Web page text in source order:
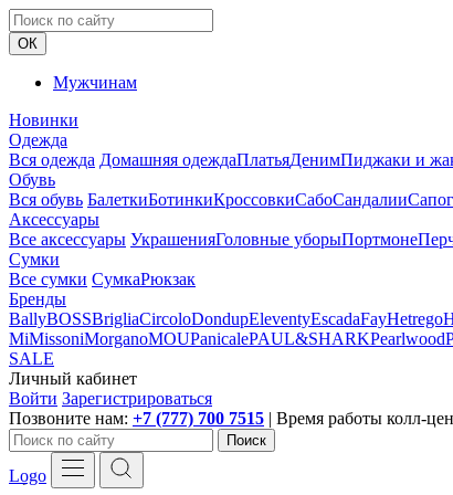
ОК
Мужчинам
Новинки
Одежда
Вся одежда Домашняя одеждаПлатьяДенимПиджаки и
Обувь
Вся обувь БалеткиБотинкиКроссовкиСабоСандалии
Аксессуары
Все аксессуары УкрашенияГоловные уборыПортмоне
Сумки
Все сумки СумкаРюкзак
Бренды
BallyBOSSBrigliaCircoloDondupEleventyEscadaFayHetrego
MiMissoniMorganoMOUPanicalePAUL&SHARKPearlwood
SALE
Личный кабинет
Войти Зарегистрироваться
Позвоните нам: +7 (777) 700 7515 | Время работы колл-
Поиск
Logo